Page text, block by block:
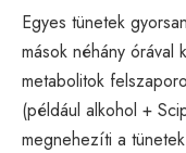
Egyes tünetek
mások néhány órával
metabolitok
(például alkohol +
megnehezíti a